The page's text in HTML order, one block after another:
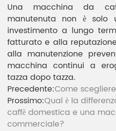
Una macchina da
manutenuta non è solo
investimento a lungo
fatturato e alla
alla manutenzione
macchina continui a
tazza dopo tazza.
Precedente:Come
Prossimo:Qual è la
caffè domestica e una
commerciale?